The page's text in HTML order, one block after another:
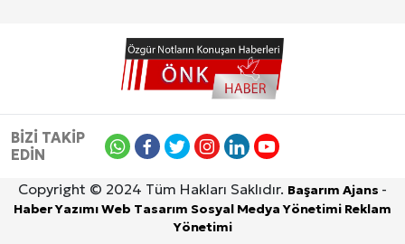
BİZİ TAKİP
EDİN
Copyright © 2024 Tüm Hakları Saklıdır. Başarım Ajans -
Haber YazımıWeb Tasarım Sosyal Medya Yönetimi Reklam
Yönetimi